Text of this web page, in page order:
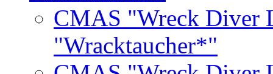
CMAS "Wreck Diver
"Wracktaucher*"